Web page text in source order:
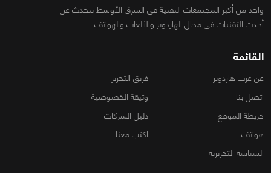
واحد من أكبر المجتمعات التقنية فى الشرق الأوسط تتحدث عن
أحدث التقنيات فى مجال الهاردوير والألعاب والهواتف
القائمة
عن عرب هاردوير
فريق التحرير
اتصل بنا
وثيقة الخصوصية
خريطة الموقع
دليل الشركات
هواتف
اكتب معنا
السياسة التحريرية